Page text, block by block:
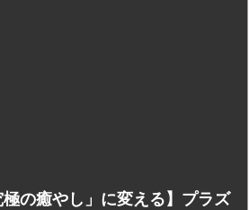
極の癒やし」に変える】プラズ